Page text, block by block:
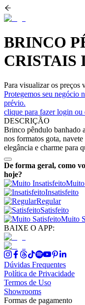
BRINCO
CRISTAIS
Para visualizar os preços
Protegemos seu negócio
prévio.
clique para fazer login ou
DESCRIÇÃO
Brinco pêndulo banhado
nos formatos gota,
elegância e charme para
De forma geral, como
hoje?
Insatisfeito
Regular
Satisfeito
Muito
BAIXE O APP:
Dúvidas Frequentes
Política de Privacidade
Termos de Uso
Showrooms
Formas de pagamento